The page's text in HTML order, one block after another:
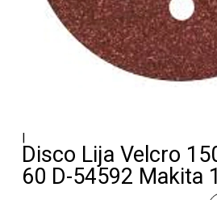
|
Disco Lija Velcro
60 D-54592 Makita